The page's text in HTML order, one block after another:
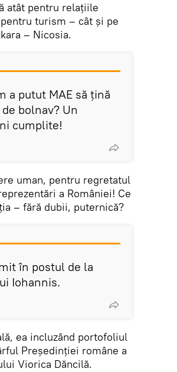
atât pentru relațiile
turism – cât și pe
– Nicosia.
a putut MAE să țină
bolnav? Un
cumplite!
uman, pentru regretatul
a României! Ce
– fără dubii, puternică?
în postul de la
Iohannis.
ea incluzând portofoliul
Președinției române a
Viorica Dăncilă.